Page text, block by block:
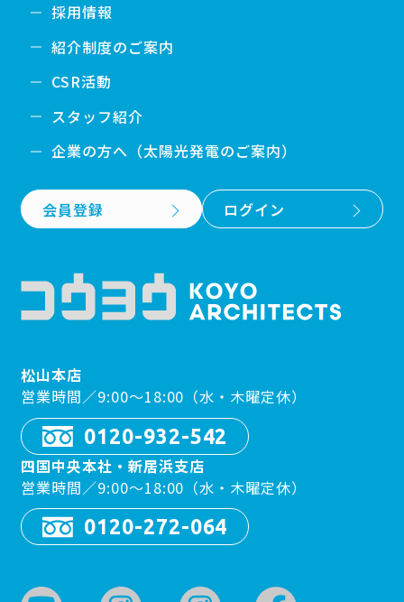
採用情報
紹介制度のご案内
CSR活動
スタッフ紹介
企業の方へ（太陽光発電のご案内）
会員登録 ログイン
松山本店
営業時間／9:00〜18:00（水・木曜定休）
0120-932-542
四国中央本社・新居浜支店
営業時間／9:00〜18:00（水・木曜定休）
0120-272-064